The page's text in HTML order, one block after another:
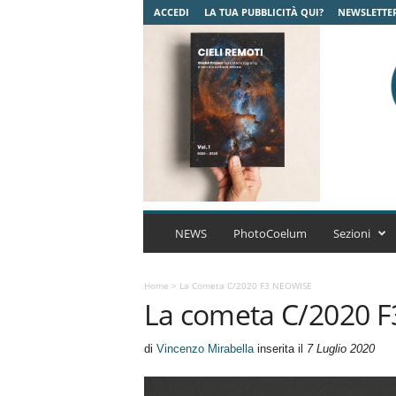
ACCEDI LA TUA PUBBLICITÀ QUI?
C
m
A
r
NEWS PhotoCoelum Sezioni
Home > La Cometa C/2020 F3 NEOWISE
La cometa C/2020
di Vincenzo Mirabellainserita il 7 Luglio 2020